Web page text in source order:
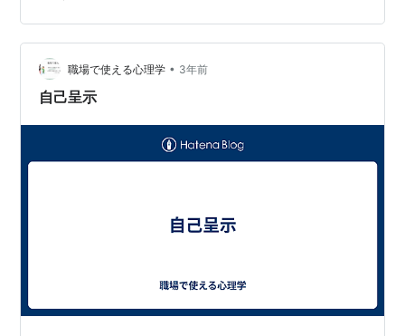
寧に振る舞うことで「礼儀正しい人」という印象を与え
ようとしたり、ジムで鍛えている写真をSNSに多く投稿
すれば、「健康に意識が高い人」と思われたいなど。 多
かれ少なかれ、「自己呈示をやったことないわ」という
人はいないはず。 筆者…
職場で使える心理学 • 3年前
自己呈示